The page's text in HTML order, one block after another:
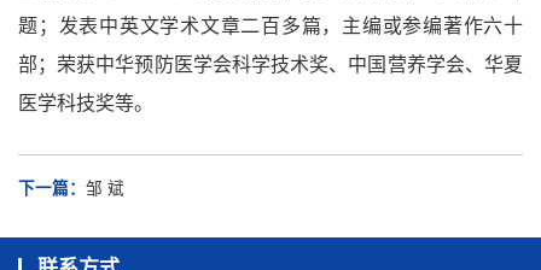
题；发表中英文学术文章二百多篇，主编或参编著作六十
部；荣获中华预防医学会科学技术奖、中国营养学会、 华夏
医学科技奖等。
下一篇： 邹 斌